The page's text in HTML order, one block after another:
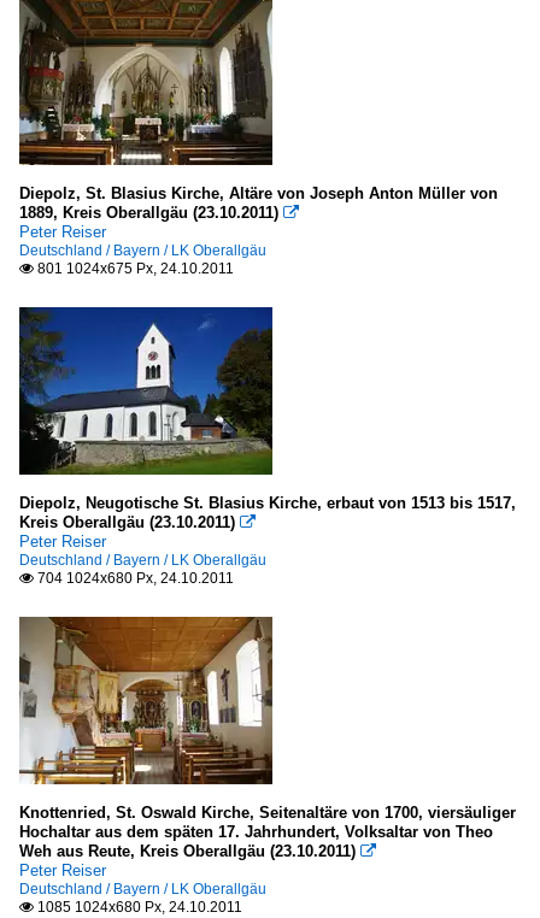
Diepolz, St. Blasius Kirche, Altäre von Joseph Anton Müller von
1889, Kreis Oberallgäu (23.10.2011) 
Peter Reiser
Deutschland / Bayern / LK Oberallgäu
 801 1024x675 Px, 24.10.2011
Diepolz, Neugotische St. Blasius Kirche, erbaut von 1513 bis 1517,
Kreis Oberallgäu (23.10.2011) 
Peter Reiser
Deutschland / Bayern / LK Oberallgäu
 704 1024x680 Px, 24.10.2011
Knottenried, St. Oswald Kirche, Seitenaltäre von 1700, viersäuliger
Hochaltar aus dem späten 17. Jahrhundert, Volksaltar von Theo
Weh aus Reute, Kreis Oberallgäu (23.10.2011) 
Peter Reiser
Deutschland / Bayern / LK Oberallgäu
 1085 1024x680 Px, 24.10.2011